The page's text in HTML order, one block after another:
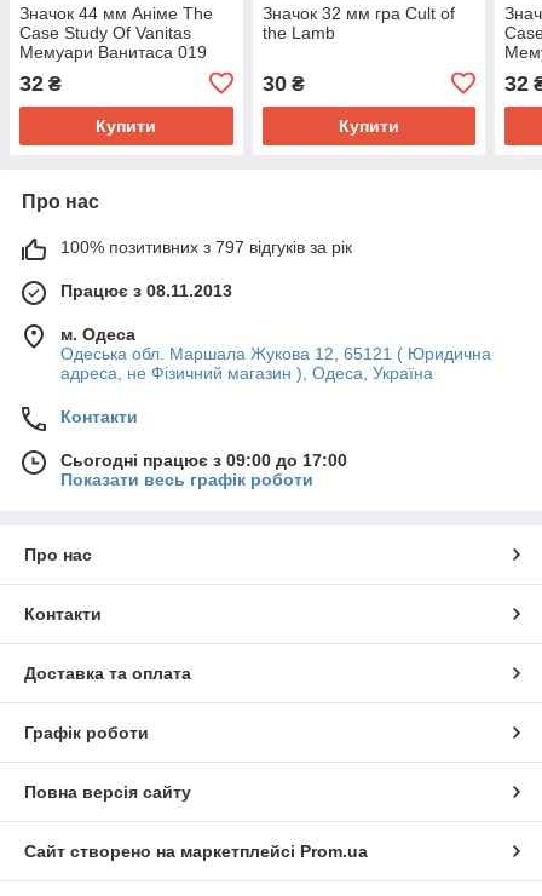
Значок 44 мм Аніме The
Case Study Of Vanitas
Мемуари Ванитаса 019
32 ₴
Купити
Значок 32 мм гра Cult of
the Lamb
30₴
Купити
32
Про нас
100% позитивних з 797 відгуків за рік
Працює з 08.11.2013
м. Одеса
Одеська обл. Маршала Жукова 12, 65121 ( Юридична
адреса, не Фізичний магазин ), Одеса, Україна
Контакти
Сьогодні працює з 09:00 до 17:00
Показати весь графік роботи
Про нас
Контакти
Доставка та оплата
Графік роботи
Повна версія сайту
Сайт створено на маркетплейсі Prom.ua